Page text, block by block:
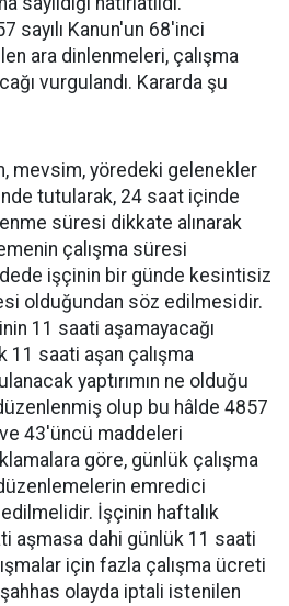
sayılı Kanun'un 68'inci
ara dinlenmeleri, çalışma
vurgulandı. Kararda şu
mevsim, yöredeki gelenekler
tutularak, 24 saat içinde
süresi dikkate alınarak
çalışma süresi
işçinin bir günde kesintisiz
olduğundan söz edilmesidir.
11 saati aşamayacağı
11 saati aşan çalışma
yaptırımın ne olduğu
olup bu hâlde 4857
ve 43'üncü maddeleri
göre, günlük çalışma
emredici
İşçinin haftalık
aşmasa dahi günlük 11 saati
için fazla çalışma ücreti
olayda iptali istenilen